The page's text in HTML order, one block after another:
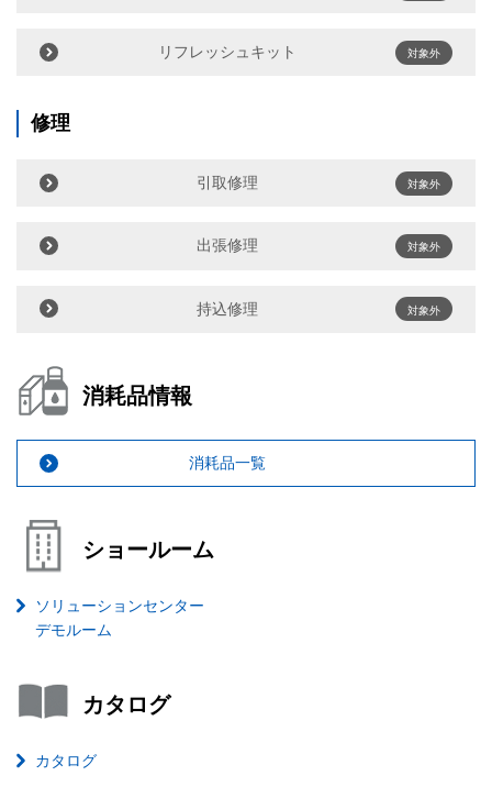
リフレッシュキット 対象外
修理
引取修理 対象外
出張修理 対象外
持込修理 対象外
消耗品情報
消耗品一覧
ショールーム
ソリューションセンター
デモルーム
カタログ
カタログ